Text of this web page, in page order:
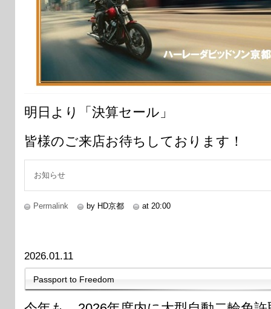
明日より「決算セール」
皆様のご来店お待ちしております！
お知らせ
Permalink by HD京都 at 20:00
2026.01.11
Passport to Freedom